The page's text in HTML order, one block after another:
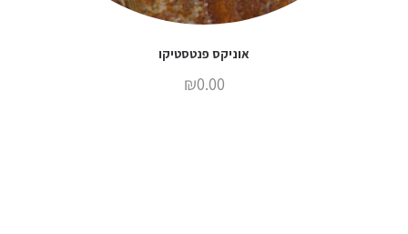
אוניקס פנטסטיקו
₪0.00